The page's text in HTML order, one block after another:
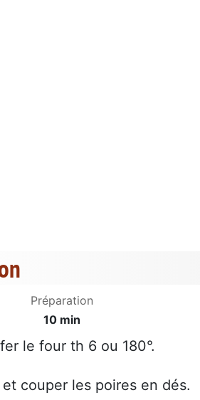
Préparation
10 min
le four th 6 ou 180°.
couper les poires en dés.